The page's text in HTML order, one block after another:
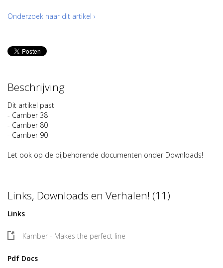
Onderzoek naar dit artikel ›
Beschrijving
Dit artikel past
- Camber 38
- Camber 80
- Camber 90
Let ook op de bijbehorende documenten onder Downloads!
Links, Downloads en Verhalen! (11)
Links
Kamber - Makes the perfect line
Pdf Docs